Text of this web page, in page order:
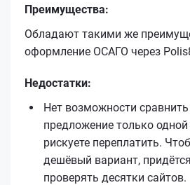
Преимущества:
Обладают такими же
оформление ОСАГО через
Недостатки:
Нет возможности
предложение только
рискуете переплатить.
дешёвый вариант,
проверять десятки сайтов.